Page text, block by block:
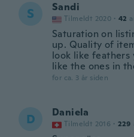
S Sandi
Tilmeldt 2020 · 42
Saturation on
up. Quality of
look like feathers
like the ones in
for ca. 3 år siden
D Daniela
Tilmeldt 2016 · 229